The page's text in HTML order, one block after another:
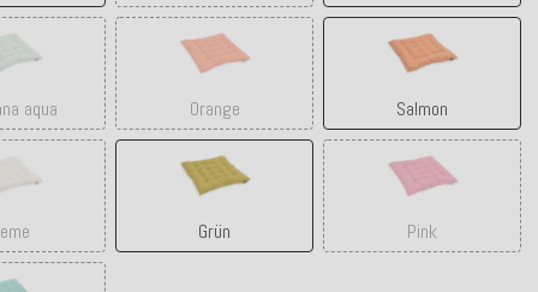
aqua
Manzana aqua
Orange
Orange
Salmon
Salmon
Grün
Grün
Pink
Pink
Türkis